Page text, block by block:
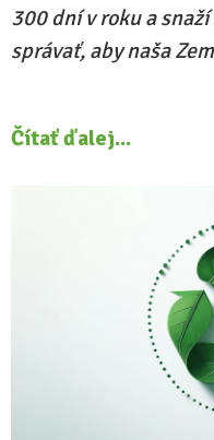
300 dní v roku a
správať, aby naša
Čítať ďalej...